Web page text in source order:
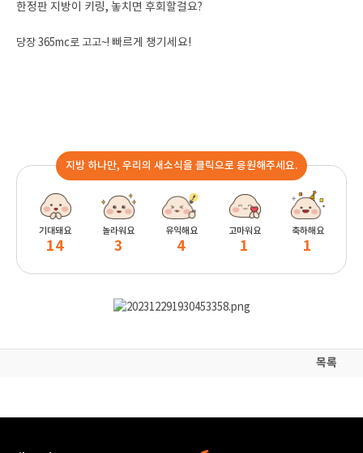
한정판 지방이 키링, 놓치면 후회할걸요?
당장 365mc로 고고~! 빠르게 챙기세요!
지방 하나만, 우리의 새소식을 클릭으로 응원해주세요.
기대돼요
14
놀라워요
3
유익해요
4
고마워요
1
축하해요
1
목록